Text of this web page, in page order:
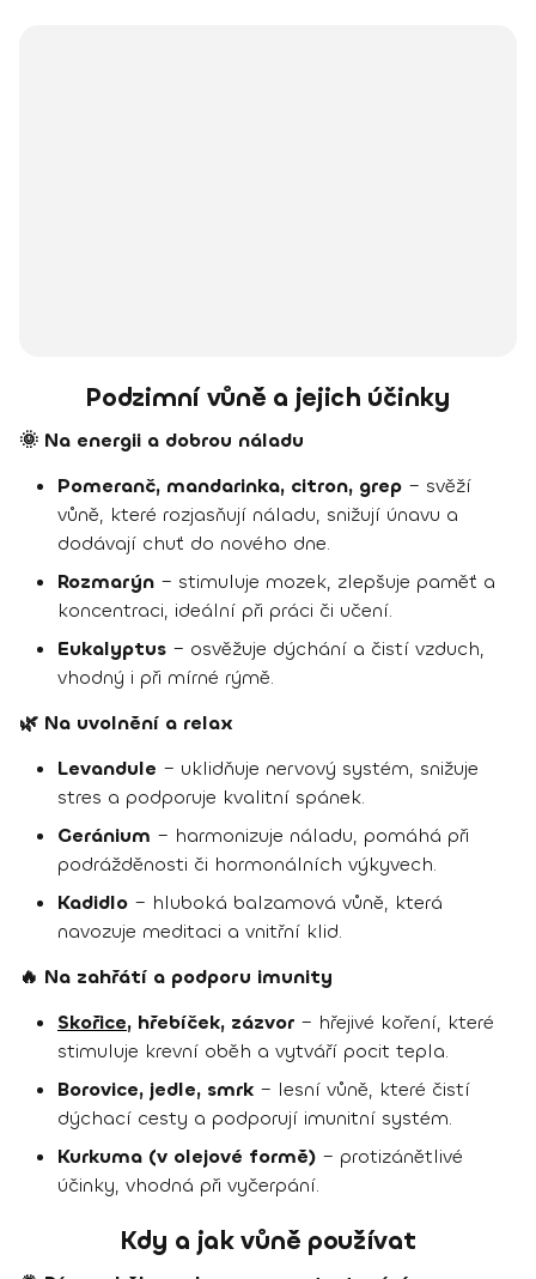
Podzimní vůně a jejich účinky
🌞 Na energii a dobrou náladu
Pomeranč, mandarinka, citron, grep – svěží
vůně, které rozjasňují náladu, snižují únavu a
dodávají chuť do nového dne.
Rozmarýn – stimuluje mozek, zlepšuje paměť a
koncentraci, ideální při práci či učení.
Eukalyptus – osvěžuje dýchání a čistí vzduch,
vhodný i při mírné rýmě.
🌿 Na uvolnění a relax
Levandule – uklidňuje nervový systém, snižuje
stres a podporuje kvalitní spánek.
Geránium – harmonizuje náladu, pomáhá při
podrážděnosti či hormonálních výkyvech.
Kadidlo – hluboká balzamová vůně, která
navozuje meditaci a vnitřní klid.
🔥 Na zahřátí a podporu imunity
Skořice, hřebíček, zázvor – hřejivé koření, které
stimuluje krevní oběh a vytváří pocit tepla.
Borovice, jedle, smrk – lesní vůně, které čistí
dýchací cesty a podporují imunitní systém.
Kurkuma (v olejové formě) – protizánětlivé
účinky, vhodná při vyčerpání.
Kdy a jak vůně používat